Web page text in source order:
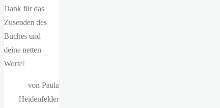
Dank für das
Zusenden des
Buches und
deine netten
Worte!
von Paula
Heidenfelder